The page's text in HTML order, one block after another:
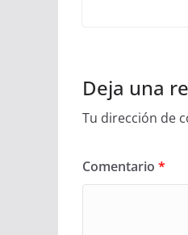
Deja una
Tu dirección de
Comentario *